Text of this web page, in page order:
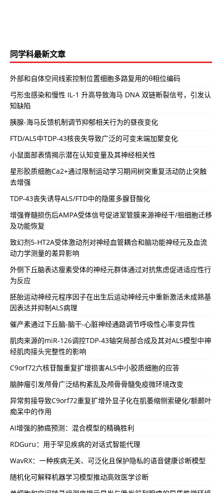
同学科最新文章
外部和自体空间线索控制位置细胞多路复用的θ相位编码
弓形虫感染和慢性 IL-1 升高导致海马 DNA 双链断裂信号，引发认
知缺陷
胰腺-海马反馈机制调节抑郁相关行为的昼夜变化
FTD/ALS中TDP-43核丧失导致广泛的可变末端加聚变化
小鼠面部表情揭示潜在认知变量及其神经相关性
星形胶质细胞Ca2+通过限制运动学习期间树突重复活动防止突触
去增强
TDP-43丧失诱导ALS/FTD中的隐匿多腺苷酸化
增强脊髓损伤后AMPA受体信号促进室管膜来源神经干/祖细胞迁移
及功能恢复
致幻剂5-HT2A受体激动剂对神经血管耦合和脑功能神经元及血流
动力学测量的差异影响
外侧下丘脑表达瘦素受体的神经元群体通过对抗焦虑促进适应性行
为反应
胚胎运动神经元程序因子在出生后运动神经元中重新激活未成熟基
因表达并抑制ALS病理
催产素通过下丘脑-脑干-心脏神经通路调节呼吸性心率变异性
肌肉来源的miR-126调控TDP-43轴突局部合成及其对ALS模型中神
经肌肉接头完整性的影响
C9orf72六核苷酸重复扩增损害ALS中小胶质细胞的应答
脑肿瘤引发颅骨广泛结构紊乱及颅骨骨髓免疫微环境改变
异常剪接导致C9orf72重复扩增外显子化在肌萎缩侧索硬化/额颞叶
痴呆中的作用
AI增强的肺癌预测：混合模型的精确胜利
RDGuru：用于罕见疾病的对话式智能代理
WavRX：一种疾病无关、可泛化且保护隐私的语音健康诊断模型
随机化可解释机器学习模型推动高效医学诊断